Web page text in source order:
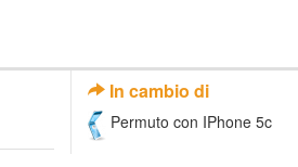
In cambio di
Permuto con IPhone 5c